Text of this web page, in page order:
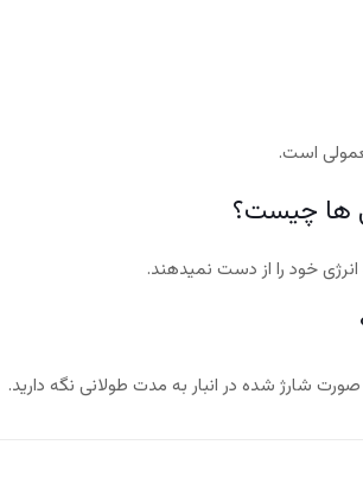
انرژی خود را از دست نمیدهند.